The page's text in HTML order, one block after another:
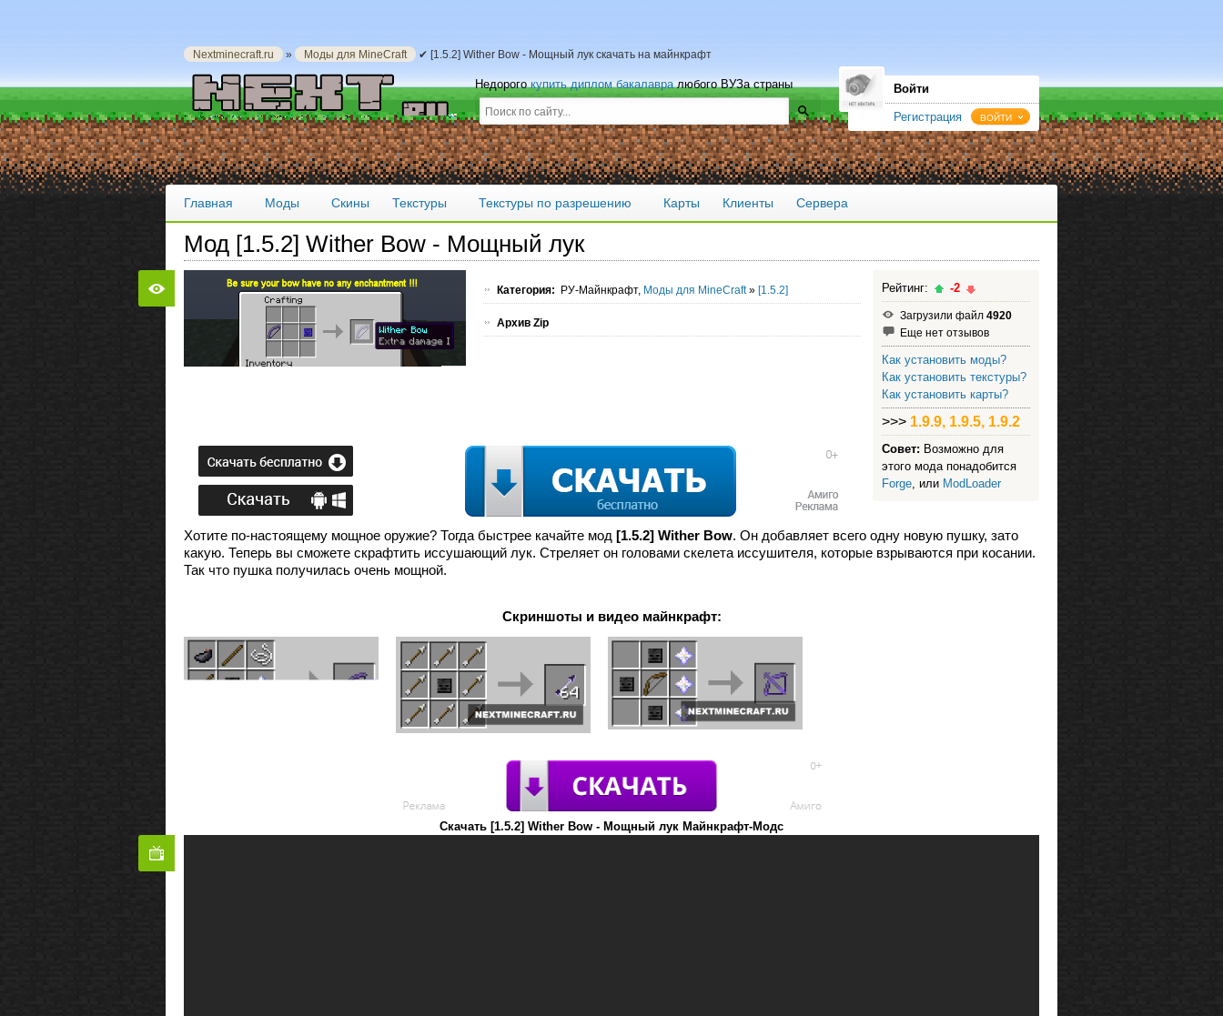
Nextminecraft.ru » Моды для MineCraft ✔ [1.5.2] Wither Bow - Мощный лук скачать на майнкрафт
Недорогокупить диплом бакалавралюбого ВУЗа страны Войти
Регистрация ВОЙТИ
Главная Моды Скины Текстуры Текстуры по разрешению Карты Клиенты Сервера
Мод [1.5.2] Wither Bow - Мощный лук
Категория: РУ-Майнкрафт, Моды для MineCraft» [1.5.2]
Архив Zip
Рейтинг: -2
Загрузили файл 4920
Еще нет отзывов
Как установить моды?
Как установить текстуры?
Как установить карты?
>>> 1.9.9, 1.9.5, 1.9.2
Совет: Возможно для
этого мода понадобится
Forge, или ModLoader
Хотите по-настоящему мощное оружие? Тогда быстрее качайте мод [1.5.2] Wither Bow. Он добавляет всего одну новую пушку, зато
какую. Теперь вы сможете скрафтить иссушающий лук. Стреляет он головами скелета иссушителя, которые взрываются при косании.
Так что пушка получилась очень мощной.
Скриншоты и видео майнкрафт:
Скачать [1.5.2] Wither Bow - Мощный лук Майнкрафт-Модс